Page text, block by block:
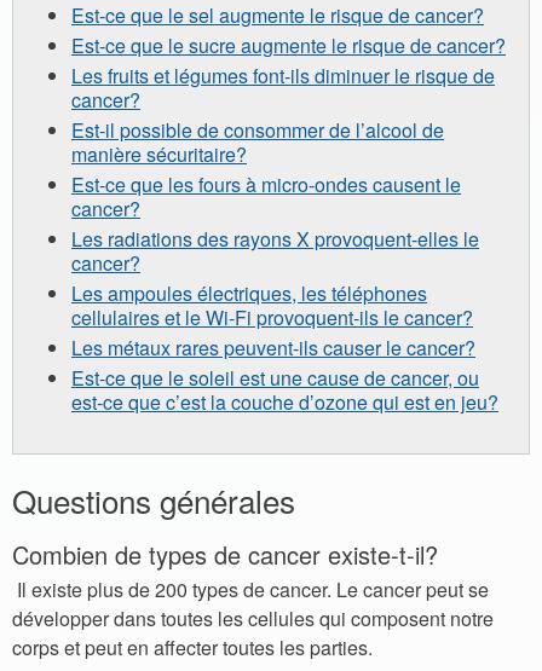
Est-ce que le sel augmente le risque de cancer?
Est-ce que le sucre augmente le risque de cancer?
Les fruits et légumes font-ils diminuer le risque de
cancer?
Est-il possible de consommer de l’alcool de
manière sécuritaire?
Est-ce que les fours à micro-ondes causent le
cancer?
Les radiations des rayons X provoquent-elles le
cancer?
Les ampoules électriques, les téléphones
cellulaires et le Wi-Fi provoquent-ils le cancer?
Les métaux rares peuvent-ils causer le cancer?
Est-ce que le soleil est une cause de cancer, ou
est-ce que c’est la couche d’ozone qui est en jeu?
Questions générales
Combien de types de cancer existe-t-il?
Il existe plus de 200 types de cancer. Le cancer peut se
développer dans toutes les cellules qui composent notre
corps et peut en affecter toutes les parties.